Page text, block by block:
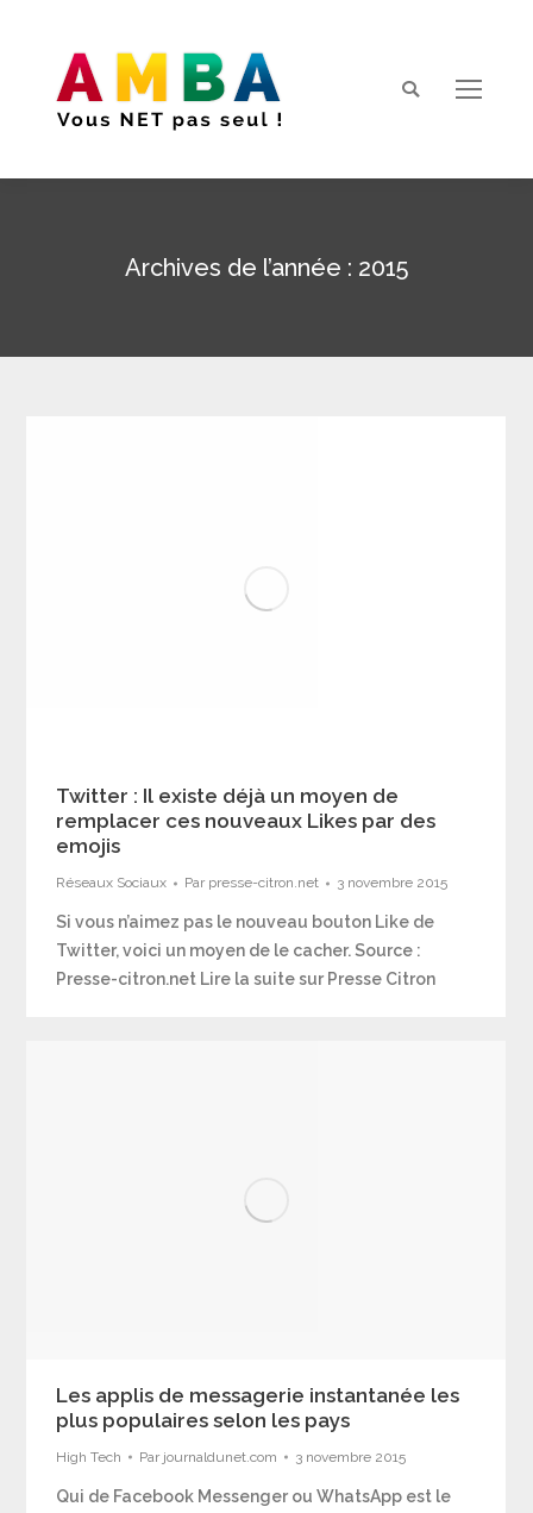
Search:
Archives de l’année : 2015
Twitter : Il existe déjà un moyen de
remplacer ces nouveaux Likes par des
emojis
Réseaux Sociaux Par presse-citron.net 3 novembre 2015
Si vous n’aimez pas le nouveau bouton Like de
Twitter, voici un moyen de le cacher. Source :
Presse-citron.net Lire la suite sur Presse Citron
Les applis de messagerie instantanée les
plus populaires selon les pays
High Tech Par journaldunet.com 3 novembre 2015
Qui de Facebook Messenger ou WhatsApp est le